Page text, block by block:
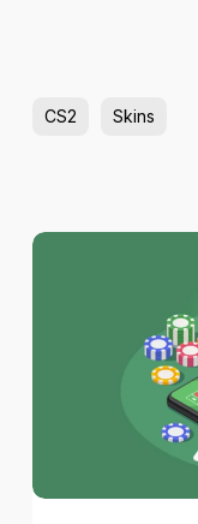
CS2 Skins
1win
Jogos,